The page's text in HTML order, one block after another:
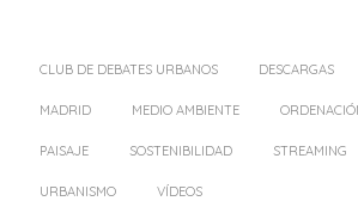
CLUB DE DEBATES URBANOS DESCARGAS
MADRID MEDIO AMBIENTE
PAISAJE SOSTENIBILIDAD STREAMING
URBANISMO VÍDEOS